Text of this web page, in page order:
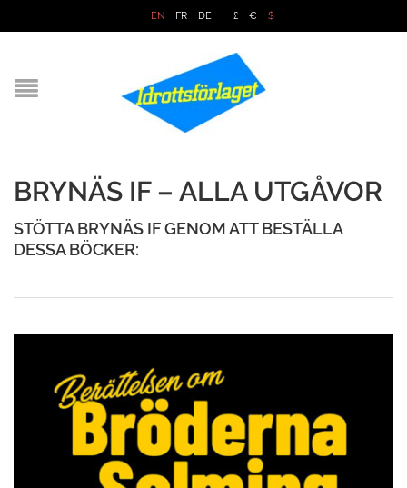
EN FR DE £ € $
BRYNÄS IF – ALLA UTGÅVOR
STÖTTA BRYNÄS IF GENOM ATT BESTÄLLA
DESSA BÖCKER: